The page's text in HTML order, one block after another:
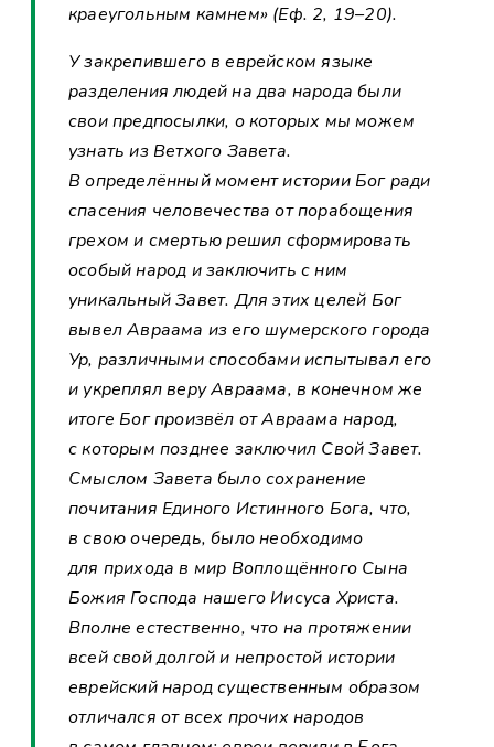
краеугольным камнем» (Еф. 2, 19–20).
У закрепившего в еврейском языке
разделения людей на два народа были
свои предпосылки, о которых мы можем
узнать из Ветхого Завета.
В определённый момент истории Бог ради
спасения человечества от порабощения
грехом и смертью решил сформировать
особый народ и заключить с ним
уникальный Завет. Для этих целей Бог
вывел Авраама из его шумерского города
Ур, различными способами испытывал его
и укреплял веру Авраама, в конечном же
итоге Бог произвёл от Авраама народ,
с которым позднее заключил Свой Завет.
Смыслом Завета было сохранение
почитания Единого Истинного Бога, что,
в свою очередь, было необходимо
для прихода в мир Воплощённого Сына
Божия Господа нашего Иисуса Христа.
Вполне естественно, что на протяжении
всей свой долгой и непростой истории
еврейский народ существенным образом
отличался от всех прочих народов